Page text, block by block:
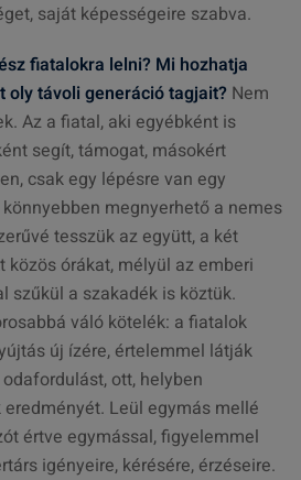
saját képességeire szabva.
fiatalokra lelni? Mi hozhatja
oly távoli generáció tagjait? Nem
Az a fiatal, aki egyébként is
segít, támogat, másokért
csak egy lépésre van egy
megnyerhető a nemes
tesszük az együtt, a két
órákat, mélyül az emberi
szűkül a szakadék is köztük.
váló kötelék: a fiatalok
új ízére, értelemmel látják
ott, helyben
Leül egymás mellé
értve egymással, figyelemmel
igényeire, kérésére, érzéseire.